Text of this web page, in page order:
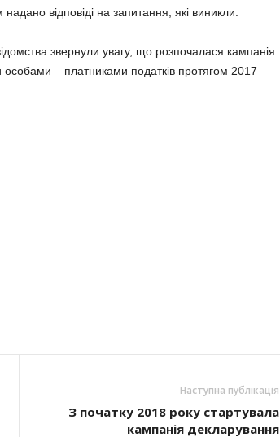
відповіді на запитання, які виникли.
звернули увагу, що розпочалася кампанія
– платниками податків протягом 2017
Наступна публікація
З початку 2018 року стартувала
кампанія декларування